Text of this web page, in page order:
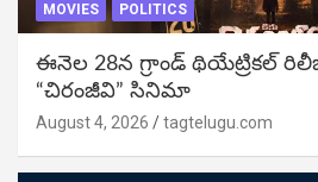
MOVIES POLITICS
ఈనెల 28న గ్రాండ్ థియేట్రికల్
“చిరంజీవి” సినిమా
August 4, 2026 tagtelugu.com